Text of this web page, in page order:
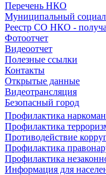
Перечень НКО
Муниципальный
Реестр СО НКО -
Фотоотчет
Видеоотчет
Полезные ссылки
Контакты
Открытые данные
Видеотрансляция
Безопасный город
Профилактика
Профилактика
Противодействие
Профилактика
Профилактика
Информация для